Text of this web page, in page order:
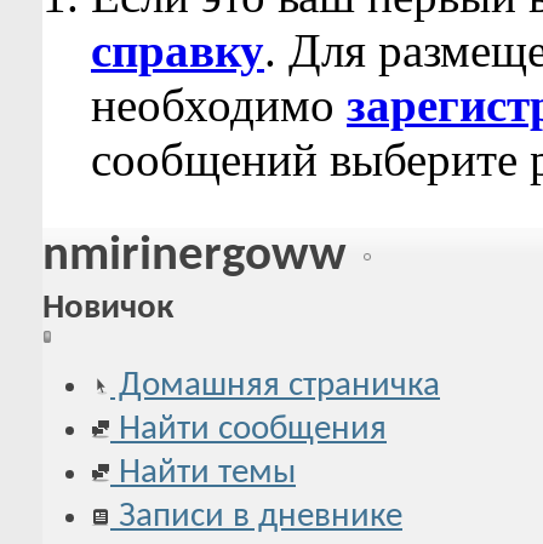
справку. Для
необходимо
сообщений выберите
nmirinergoww
Новичок
Домашняя страничка
Найти сообщения
Найти темы
Записи в дневнике